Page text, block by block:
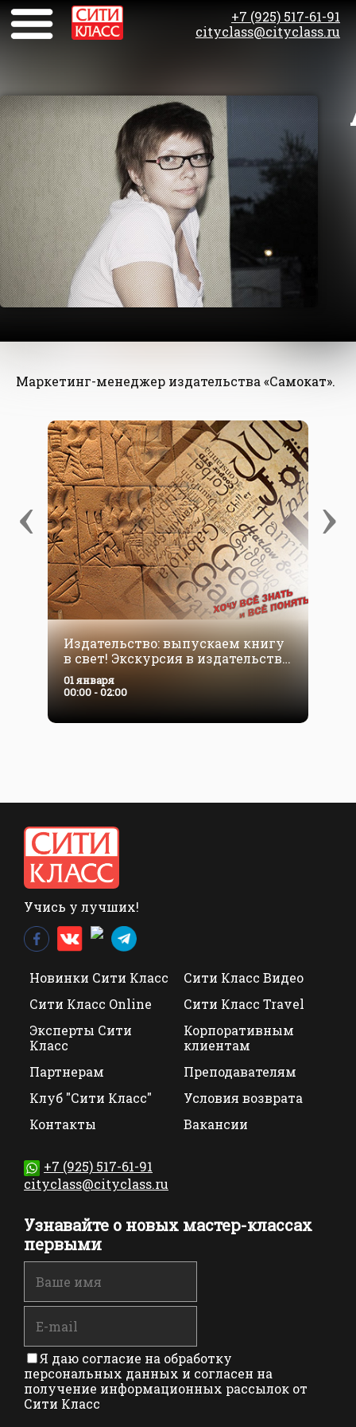
+7 (925) 517-61-91
cityclass@cityclass.ru
Маркетинг-менеджер издательства «Самокат».
‹ ›
Издательство: выпускаем книгу
в свет! Экскурсия в издательство
"Самокат"
01 января
00:00 - 02:00
Учись у лучших!
Новинки Сити Класс
Сити Класс Видео
Сити Класс Online
Сити Класс Travel
Эксперты Сити
Класс
Корпоративным
клиентам
Партнерам
Преподавателям
Клуб "Сити Класс"
Условия возврата
Контакты
Вакансии
+7 (925) 517-61-91
cityclass@cityclass.ru
Узнавайте о новых мастер-классах
первыми
Я даю согласие на обработку
персональных данных и согласен на
получение информационных рассылок от
Сити Класс